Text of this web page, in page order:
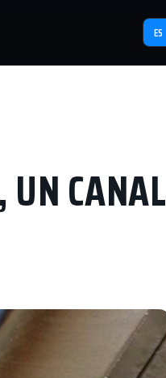
ES
CANAL